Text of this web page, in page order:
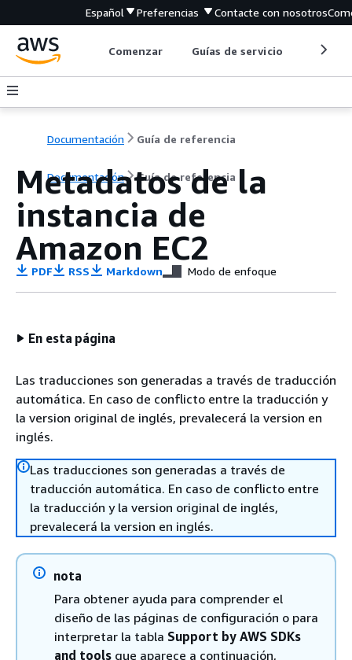
Español Preferencias Contacte con nosotros
Comenzar Guías de servicio
Documentación Guía de referencia
Documentación Guía de referencia
Metadatos de la
instancia de
Amazon EC2
PDF RSS Markdown Modo de enfoque
En esta página
Las traducciones son generadas a través de traducción
automática. En caso de conflicto entre la traducción y
la version original de inglés, prevalecerá la version en
inglés.
Las traducciones son generadas a través de
traducción automática. En caso de conflicto entre
la traducción y la version original de inglés,
prevalecerá la version en inglés.
nota
Para obtener ayuda para comprender el
diseño de las páginas de configuración o para
interpretar la tabla Support by AWS SDKs
and tools que aparece a continuación,